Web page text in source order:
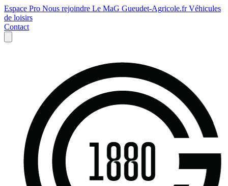
Espace Pro Nous rejoindre Le MaG Gueudet-Agricole.frVéhicules
de loisirs
Contact